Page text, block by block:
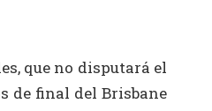
que no disputará el
de final del Brisbane